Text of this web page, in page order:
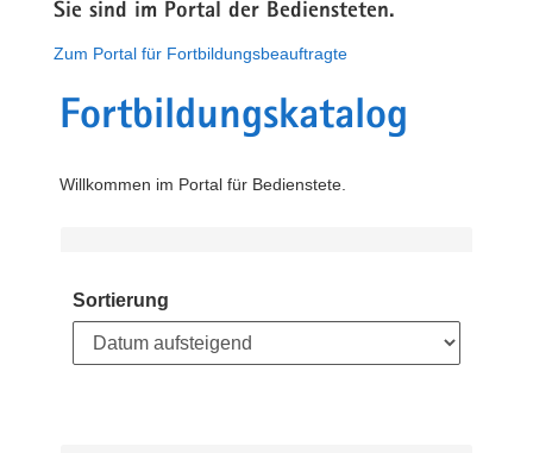
Sie sind im Portal der Bediensteten.
Zum Portal für Fortbildungsbeauftragte
Fortbildungskatalog
Willkommen im Portal für Bedienstete.
Sortierung